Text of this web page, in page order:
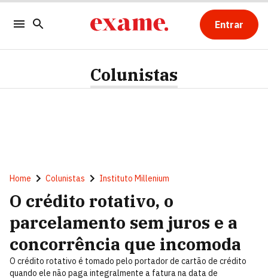
Entrar
Colunistas
Home Colunistas Instituto Millenium
O crédito rotativo, o
parcelamento sem juros e a
concorrência que incomoda
O crédito rotativo é tomado pelo portador de cartão de crédito
quando ele não paga integralmente a fatura na data de